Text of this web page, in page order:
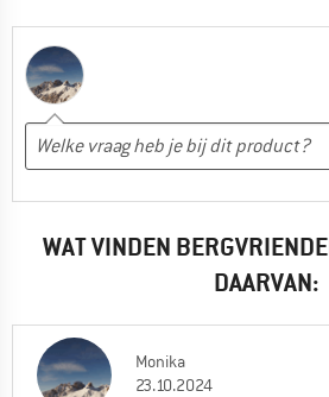
WAT VINDEN
DAARVAN:
Monika
23.10.2024